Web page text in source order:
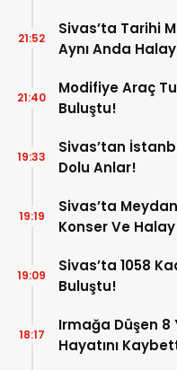
Sivas’ta Tarihi
Aynı Anda
21:52
Modifiye Araç
Buluştu!
21:40
Sivas’tan
Dolu Anlar!
19:33
Sivas’ta
Konser Ve
19:19
Sivas’ta 1058
Buluştu!
19:09
Irmağa Düşen 8
Hayatını
18:17